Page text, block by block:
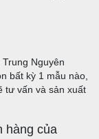
Nguyên
bất kỳ 1 mẫu nào,
tư vấn và sản xuất
hàng của